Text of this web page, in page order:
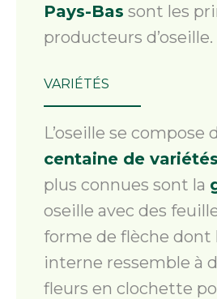
Pays-Bas sont les
producteurs d’oseille.
VARIÉTÉS
L’oseille se compose
centaine de variétés
plus connues sont la
oseille avec des
forme de flèche dont
interne ressemble à
fleurs en clochette